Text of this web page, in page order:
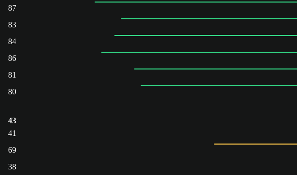
87
83
84
86
81
80
43
41
69
38